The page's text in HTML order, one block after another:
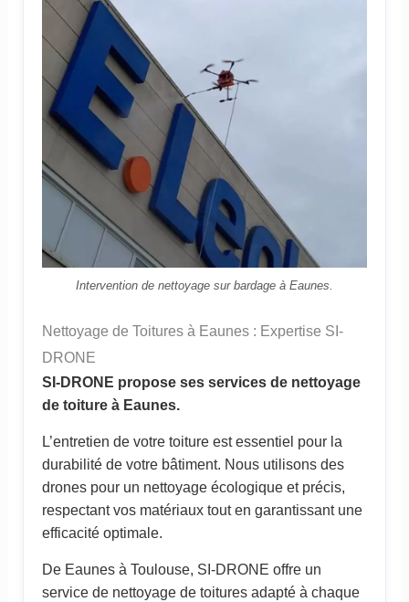
Intervention de nettoyage sur bardage à Eaunes.
Nettoyage de Toitures à Eaunes : Expertise SI-
DRONE
SI-DRONE propose ses services de nettoyage
de toiture à Eaunes.
L’entretien de votre toiture est essentiel pour la
durabilité de votre bâtiment. Nous utilisons des
drones pour un nettoyage écologique et précis,
respectant vos matériaux tout en garantissant une
efficacité optimale.
De Eaunes à Toulouse, SI-DRONE offre un
service de nettoyage de toitures adapté à chaque